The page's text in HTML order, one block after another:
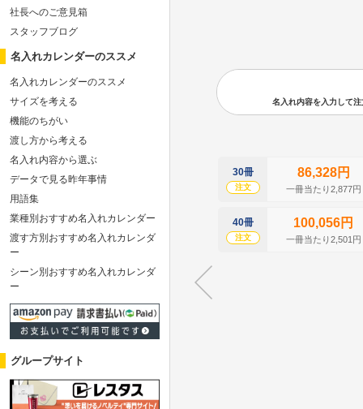
名入れ内容を入力して
30冊
注文
86,328円
一冊当たり2,877円
40冊
注文
100,056円
一冊当たり2,501円
社長へのご意見箱
スタッフブログ
名入れカレンダーのススメ
名入れカレンダーのススメ
サイズを考える
機能のちがい
渡し方から考える
名入れ内容から選ぶ
データで見る昨年事情
用語集
業種別おすすめ名入れカレンダー
渡す方別おすすめ名入れカレンダ
ー
シーン別おすすめ名入れカレンダ
ー
グループサイト